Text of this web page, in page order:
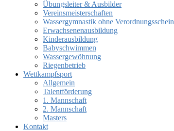
Übungsleiter & Ausbilder
Vereinsmeisterschaften
Wassergymnastik ohne Verordnungsschein
Erwachsenenausbildung
Kinderausbildung
Babyschwimmen
Wassergewöhnung
Riegenbetrieb
Wettkampfsport
Allgemein
Talentförderung
1. Mannschaft
2. Mannschaft
Masters
Kontakt